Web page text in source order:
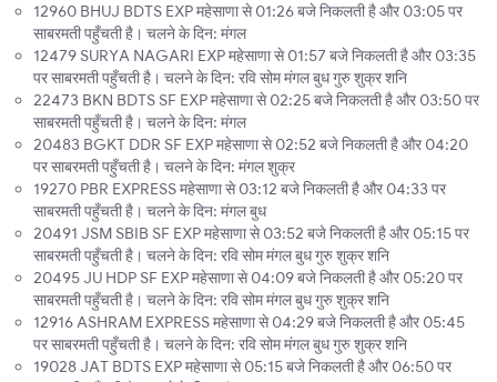
12960 BHUJ BDTS EXP महेसाणा से 01:26 बजे निकलती है और 03:05 पर
साबरमती पहुँचती है। चलने के दिन: मंगल
12479 SURYA NAGARI EXP महेसाणा से 01:57 बजे निकलती है और 03:35
पर साबरमती पहुँचती है। चलने के दिन: रवि सोम मंगल बुध गुरु शुक्र शनि
22473 BKN BDTS SF EXP महेसाणा से 02:25 बजे निकलती है और 03:50 पर
साबरमती पहुँचती है। चलने के दिन: मंगल
20483 BGKT DDR SF EXP महेसाणा से 02:52 बजे निकलती है और 04:20
पर साबरमती पहुँचती है। चलने के दिन: मंगल शुक्र
19270 PBR EXPRESS महेसाणा से 03:12 बजे निकलती है और 04:33 पर
साबरमती पहुँचती है। चलने के दिन: मंगल बुध
20491 JSM SBIB SF EXP महेसाणा से 03:52 बजे निकलती है और 05:15 पर
साबरमती पहुँचती है। चलने के दिन: रवि सोम मंगल बुध गुरु शुक्र शनि
20495 JU HDP SF EXP महेसाणा से 04:09 बजे निकलती है और 05:20 पर
साबरमती पहुँचती है। चलने के दिन: रवि सोम मंगल बुध गुरु शुक्र शनि
12916 ASHRAM EXPRESS महेसाणा से 04:29 बजे निकलती है और 05:45
पर साबरमती पहुँचती है। चलने के दिन: रवि सोम मंगल बुध गुरु शुक्र शनि
19028 JAT BDTS EXP महेसाणा से 05:15 बजे निकलती है और 06:50 पर